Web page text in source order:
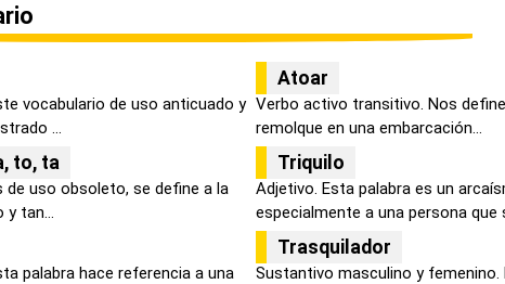
vocabulario de uso anticuado y
...
Atoar
Verbo activo transitivo. Nos
remolque en una embarcación...
to, ta
uso obsoleto, se define a la
y tan...
Triquilo
Adjetivo. Esta palabra es un
especialmente a una persona que
palabra hace referencia a una
Trasquilador
Sustantivo masculino y